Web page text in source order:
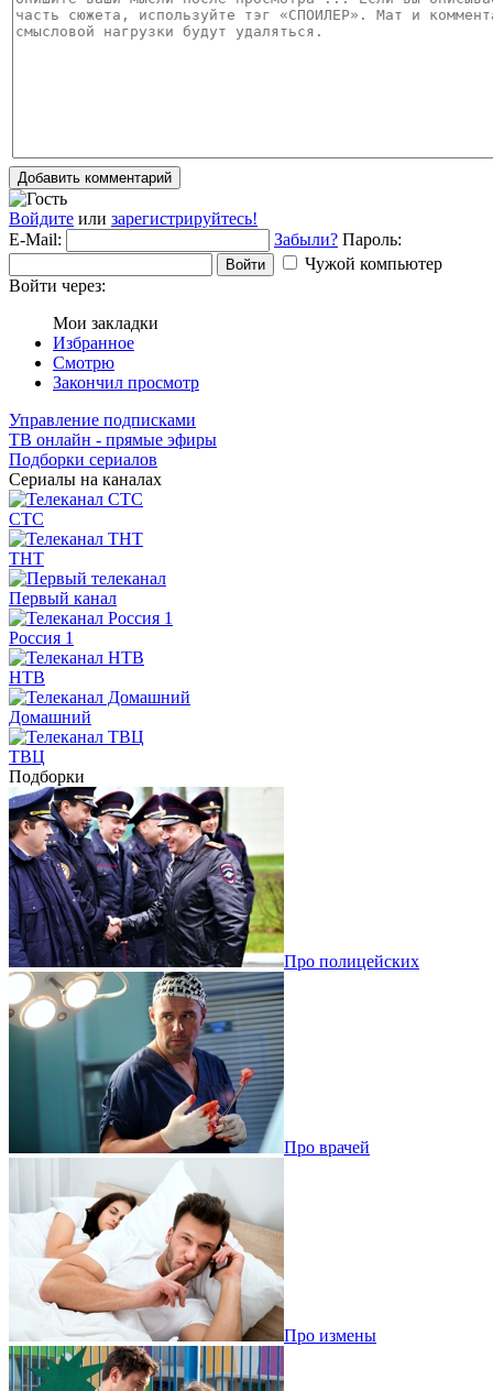
Добавить комментарий
Войдите или зарегистрируйтесь!
E-Mail:
Забыли? Пароль:
Войти
Чужой компьютер
Войти через:
Мои закладки
Избранное
Смотрю
Закончил просмотр
Управление подписками
ТВ онлайн - прямые эфиры
Подборки сериалов
Сериалы на каналах
СТС
ТНТ
Первый канал
Россия 1
НТВ
Домашний
ТВЦ
Подборки
Про полицейских
Про врачей
Про измены